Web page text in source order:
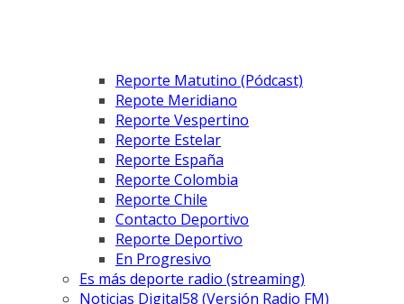
Reporte Matutino (Pódcast)
Repote Meridiano
Reporte Vespertino
Reporte Estelar
Reporte España
Reporte Colombia
Reporte Chile
Contacto Deportivo
Reporte Deportivo
En Progresivo
Es más deporte radio (streaming)
Noticias Digital58 (Versión Radio FM)